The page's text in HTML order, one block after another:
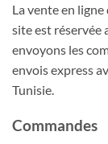
La vente en
site est réservée
envoyons les
envois express
Tunisie.
Commandes